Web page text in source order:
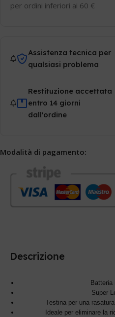
per ordini inferiori ai 60 €
Assistenza tecnica per
qualsiasi problema
Restituzione accettata
entro 14 giorni
dall'ordine
Modalità di pagamento:
Descrizione
Batteria
Super
Testina per una
Ideale per eliminare la